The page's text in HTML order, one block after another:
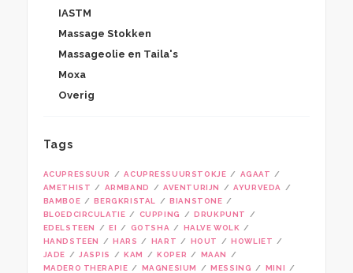
IASTM
Massage Stokken
Massageolie en Taila's
Moxa
Overig
Tags
ACUPRESSUUR ACUPRESSUURSTOKJE
AGAAT
AMETHIST
ARMBAND AVENTURIJN
AYURVEDA
BAMBOE
BERGKRISTAL
BIANSTONE
BLOEDCIRCULATIE
CUPPING
DRUKPUNT
EDELSTEEN
EI GOTSHA
HALVE WOLK
HANDSTEEN
HARS HART HOUT
HOWLIET
JADE
JASPIS KAM KOPER
MAAN
MADERO THERAPIE
MAGNESIUM MESSING
MINI